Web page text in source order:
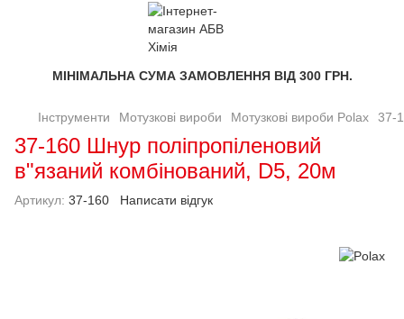
МІНІМАЛЬНА СУМА ЗАМОВЛЕННЯ ВІД 300 ГРН.
Інструменти Мотузкові вироби Мотузкові вироби Polax 37-
37-160 Шнур поліпропіленовий
в"язаний комбінований, D5, 20м
Артикул: 37-160 Написати відгук